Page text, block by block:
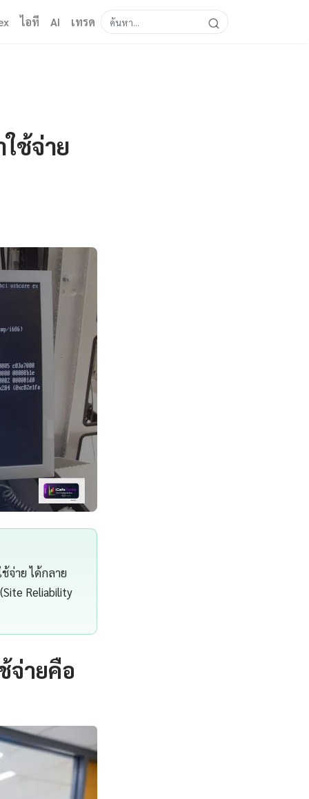
ไอที AI เทรด
ช้จ่าย
จ่าย ได้กลาย
Reliability
จ่ายคือ